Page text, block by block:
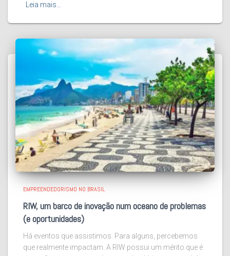
Leia mais…
EMPREENDEDORISMO NO BRASIL
RIW, um barco de inovação num oceano de problemas
(e oportunidades)
Há eventos que assistimos. Para alguns, percebemos
que realmente impactam. A RIW possui um mérito que é